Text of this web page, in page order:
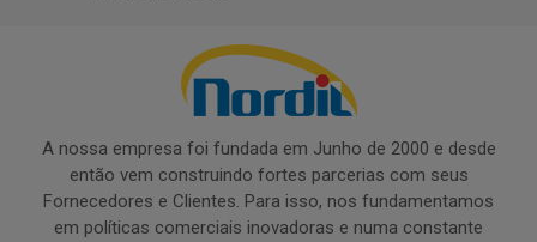
A nossa empresa foi fundada em Junho de 2000 e desde
então vem construindo fortes parcerias com seus
Fornecedores e Clientes. Para isso, nos fundamentamos
em políticas comerciais inovadoras e numa constante